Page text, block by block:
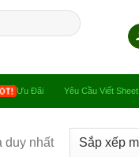
Ưu Đãi Yêu Cầu Viết Sheet
duy nhất